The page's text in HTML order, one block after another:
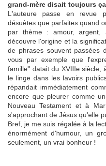
grand-mère disait toujours ça
L'auteure passe en revue
désuètes que parfaites quand
par thème : amour, argent,
découvre l'origine et la
de phrases souvent passées
vous par exemple que
famille" datait du XVIIIe siècle,
le linge dans les lavoirs
répandait immédiatement
encore que pleurer comme
Nouveau Testament et à
s'approchant de Jésus qu'elle
Bref, je me suis régalée à la
énormément d'humour, un
seulement, un vrai bonheur !